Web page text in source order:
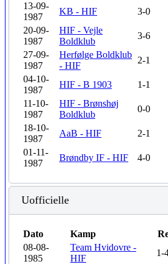
13-09-
1987
KB - HIF 3-0
20-09-
1987
HIF - Vejle
Boldklub
3-6
27-09-
1987
Herfølge Boldklub
- HIF
2-1
04-10-
1987
HIF - B 1903 1-1
11-10-
1987
HIF - Brønshøj
Boldklub
0-0
18-10-
1987
AaB - HIF 2-1
01-11-
1987
Brøndby IF - HIF 4-0
Uofficielle
Dato Kamp
08-08-
1985
Team Hvidovre -
HIF
1-